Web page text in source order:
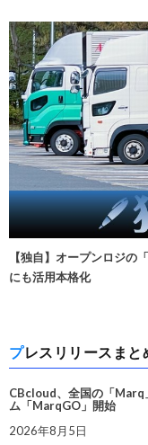
【独自】オープンロジの
にも活用本格化
プレスリリースま
CBcloud、全国の「Marq
ム「MarqGO」開始
2026年8月5日